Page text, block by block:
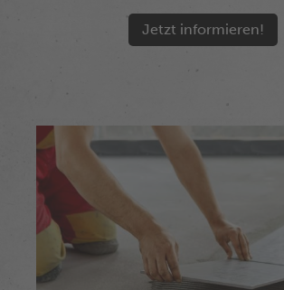
Jetzt informieren!